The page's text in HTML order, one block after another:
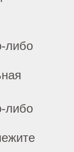
либо
либо